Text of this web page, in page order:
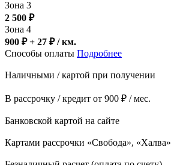
Зона 3
2 500 ₽
Зона 4
900 ₽ + 27 ₽/ км.
Способы оплаты Подробнее
Наличными / картой при получении
В рассрочку / кредит от 900 ₽ / мес.
Банковской картой на сайте
Картами рассрочки «Свобода», «Халва»